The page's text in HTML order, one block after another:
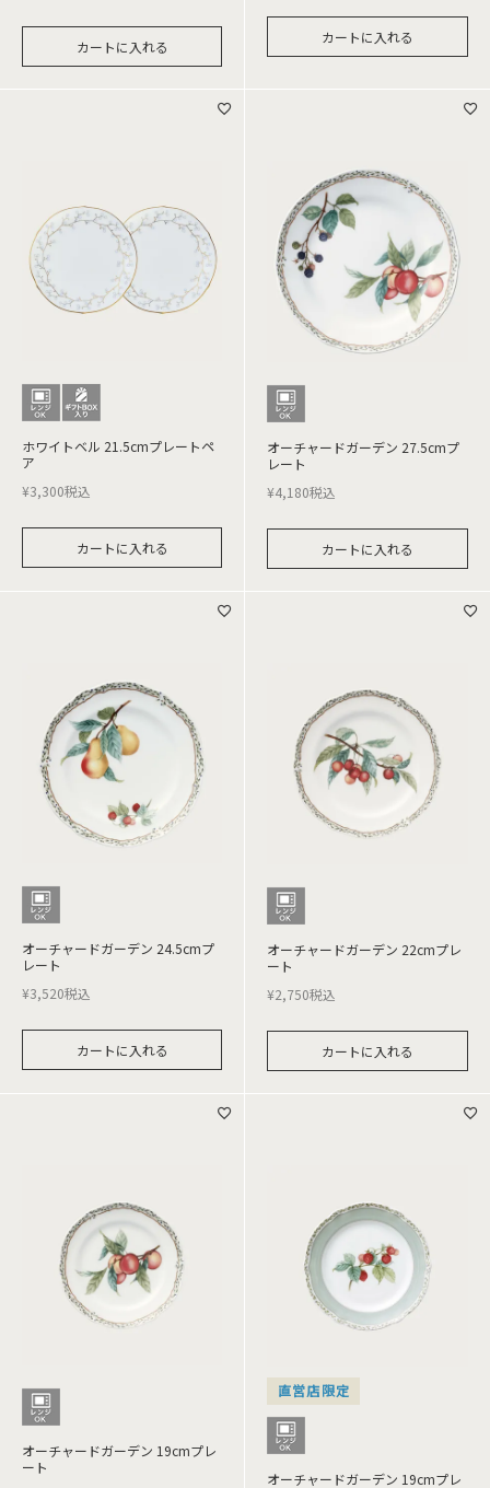
カートに入れる
カートに入れる
ホワイトベル 21.5cmプレートペ
ア
¥3,300税込
カートに入れる
オーチャードガーデン 27.5cmプ
レート
¥4,180税込
カートに入れる
オーチャードガーデン 24.5cmプ
レート
¥3,520税込
カートに入れる
オーチャードガーデン 22cmプレ
ート
¥2,750税込
カートに入れる
オーチャードガーデン 19cmプレ
ート
直営店限定
オーチャードガーデン 19cmプレ